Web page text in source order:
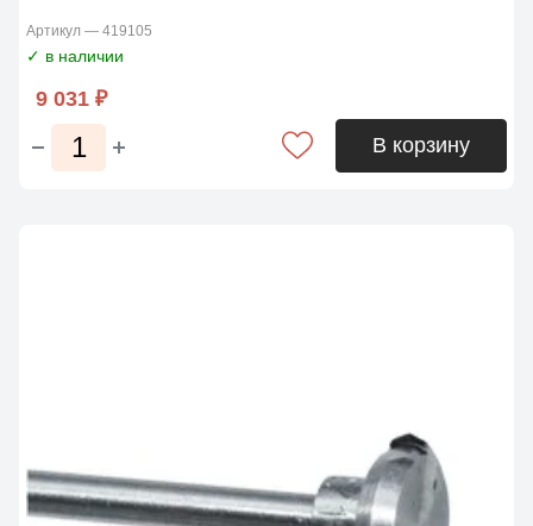
Артикул — 419105
✓ в наличии
9 031 ₽
В корзину